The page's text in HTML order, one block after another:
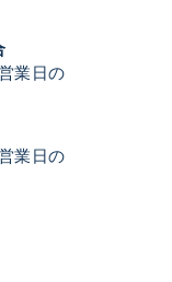
業日の
業日の